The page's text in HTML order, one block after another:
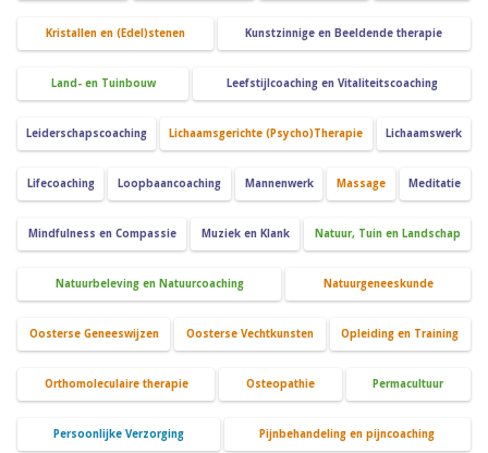
Kristallen en (Edel)stenen Kunstzinnige en Beeldende therapie
Land- en Tuinbouw Leefstijlcoaching en Vitaliteitscoaching
Leiderschapscoaching Lichaamsgerichte (Psycho)Therapie Lichaamswerk
Lifecoaching Loopbaancoaching Mannenwerk Massage Meditatie
Mindfulness en Compassie Muziek en Klank Natuur, Tuin en Landschap
Natuurbeleving en Natuurcoaching Natuurgeneeskunde
Oosterse Geneeswijzen Oosterse Vechtkunsten Opleiding en Training
Orthomoleculaire therapie Osteopathie Permacultuur
Persoonlijke Verzorging Pijnbehandeling en pijncoaching